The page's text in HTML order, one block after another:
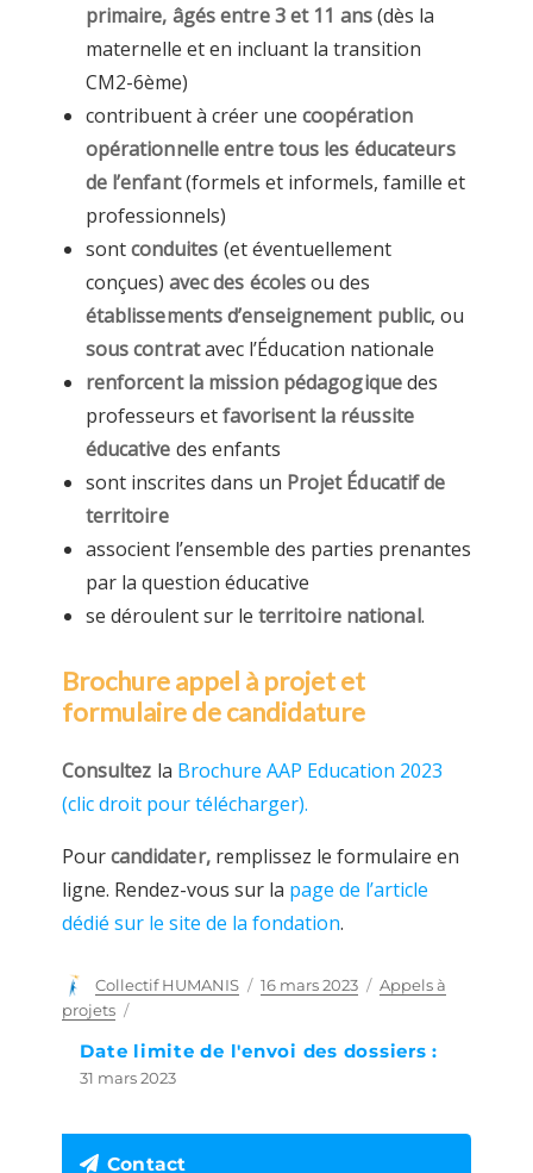
primaire, âgés entre 3 et 11 ans(dès la
maternelle et en incluant la transition
CM2-6ème)
contribuent à créer une coopération
opérationnelle entre tous les éducateurs
de l’enfant(formels et informels, famille et
professionnels)
sontconduites (et éventuellement
conçues) avec des écolesou des
établissements d’enseignement public, ou
sous contratavec l’Éducation nationale
renforcent la mission pédagogiquedes
professeurs etfavorisent la réussite
éducative des enfants
sont inscrites dans un Projet Éducatif de
territoire
associent l’ensemble des parties prenantes
par la question éducative
se déroulent sur le territoire national.
Brochure appel à projet et
formulaire de candidature
Consultez la Brochure AAP Education 2023
(clic droit pour télécharger).
Pourcandidater, remplissez le formulaire en
ligne. Rendez-vous sur la page de l’article
dédié sur le site de la fondation.
Auteur
Collectif HUMANIS
Publié
16 mars 2023 Catégories
Appels à
projets
Date limite de l'envoi des dossiers :
31 mars 2023
Contact